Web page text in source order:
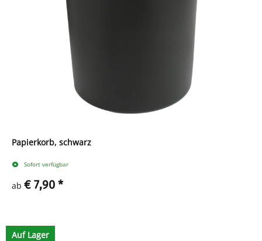
Papierkorb, schwarz
Sofort verfügbar
ab € 7,90 *
Auf Lager